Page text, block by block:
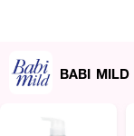
·100% สารทำความสะอ
·ไม่ใส่สารเคมีอันตราย
ฟอร์มาลดีไฮด์, ไตรโครซ
BABI MILD